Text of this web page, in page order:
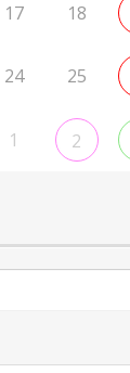
17 18
24 25
1 2